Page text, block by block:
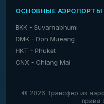
ОСНОВНЫЕ АЭРОПОРТЫ
BKK - Suvarnabhumi
DMK - Don Mueang
HKT - Phuket
CNX - Chiang Mai
© 2026 Трансфер из
права